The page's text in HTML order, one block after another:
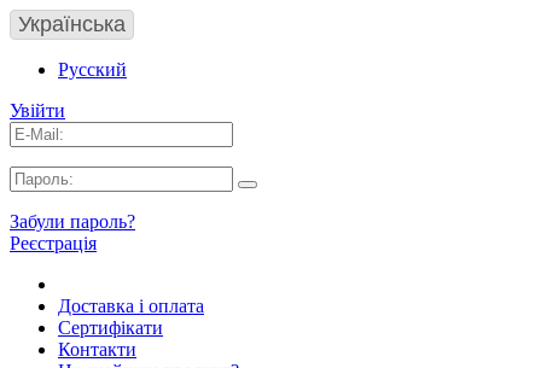
Українська
Русский
Увійти
Забули пароль?
Реєстрація
Доставка і оплата
Сертифікати
Контакти